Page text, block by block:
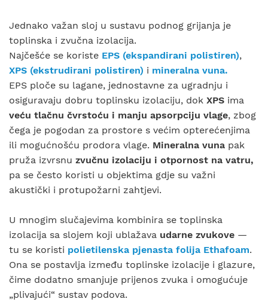
Jednako važan sloj u sustavu podnog grijanja je
toplinska i zvučna izolacija.
Najčešće se koriste EPS (ekspandirani polistiren),
XPS (ekstrudirani polistiren) i mineralna vuna.
EPS ploče su lagane, jednostavne za ugradnju i
osiguravaju dobru toplinsku izolaciju, dok XPS ima
veću tlačnu čvrstoću i manju apsorpciju vlage, zbog
čega je pogodan za prostore s većim opterećenjima
ili mogućnošću prodora vlage. Mineralna vuna pak
pruža izvrsnu zvučnu izolaciju i otpornost na vatru,
pa se često koristi u objektima gdje su važni
akustički i protupožarni zahtjevi.
U mnogim slučajevima kombinira se toplinska
izolacija sa slojem koji ublažava udarne zvukove —
tu se koristi polietilenska pjenasta folija Ethafoam.
Ona se postavlja između toplinske izolacije i glazure,
čime dodatno smanjuje prijenos zvuka i omogućuje
„plivajući“ sustav podova.